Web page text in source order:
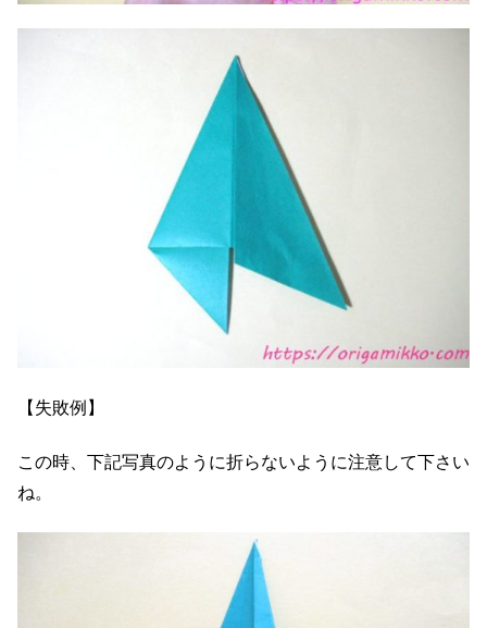
【失敗例】
この時、下記写真のように折らないように注意して下さい
ね。